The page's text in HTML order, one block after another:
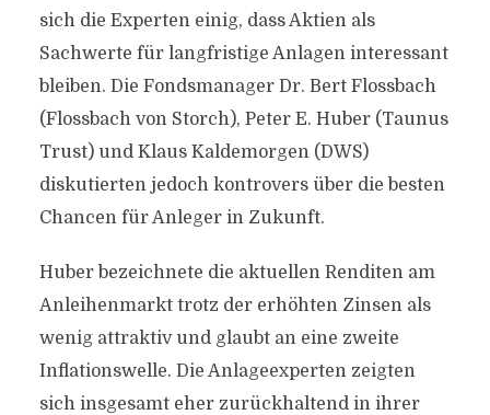
sich die Experten einig, dass Aktien als
Sachwerte für langfristige Anlagen interessant
bleiben. Die Fondsmanager Dr. Bert Flossbach
(Flossbach von Storch), Peter E. Huber (Taunus
Trust) und Klaus Kaldemorgen (DWS)
diskutierten jedoch kontrovers über die besten
Chancen für Anleger in Zukunft.
Huber bezeichnete die aktuellen Renditen am
Anleihenmarkt trotz der erhöhten Zinsen als
wenig attraktiv und glaubt an eine zweite
Inflationswelle. Die Anlageexperten zeigten
sich insgesamt eher zurückhaltend in ihrer